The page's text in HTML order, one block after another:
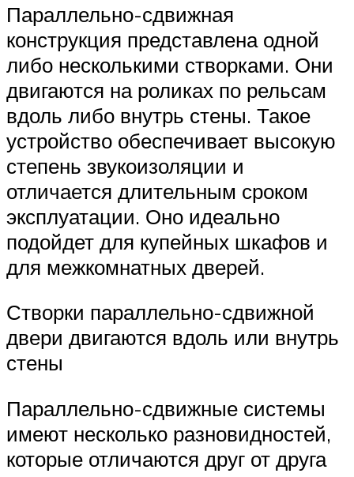
Параллельно-сдвижная
конструкция представлена одной
либо несколькими створками. Они
двигаются на роликах по рельсам
вдоль либо внутрь стены. Такое
устройство обеспечивает высокую
степень звукоизоляции и
отличается длительным сроком
эксплуатации. Оно идеально
подойдет для купейных шкафов и
для межкомнатных дверей.
Створки параллельно-сдвижной
двери двигаются вдоль или внутрь
стены
Параллельно-сдвижные системы
имеют несколько разновидностей,
которые отличаются друг от друга